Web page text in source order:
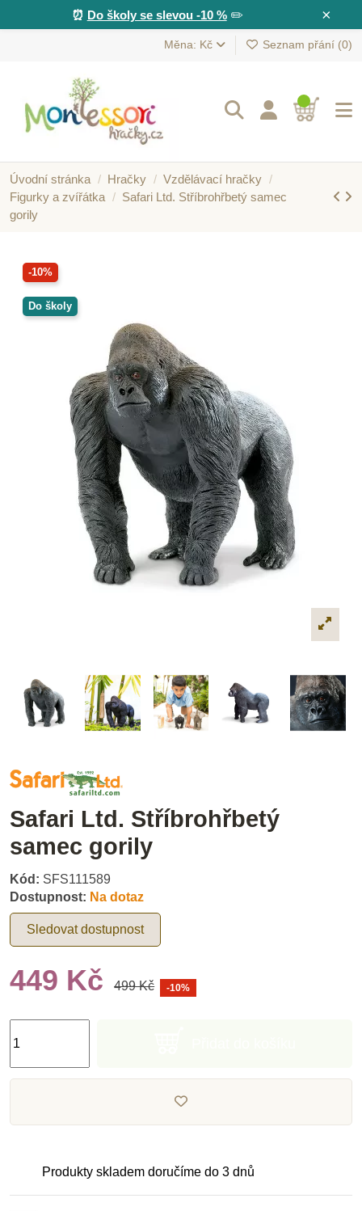
×
⏰ Do školy se slevou -10 %✏️
Měna: Kč Seznam přání (0)
Úvodní stránka Hračky
Vzdělávací hračky
Figurky a zvířátka
Safari Ltd. Stříbrohřbetý samec
gorily
-10%
Do školy
Safari Ltd. Stříbrohřbetý
samec gorily
Kód: SFS111589
Dostupnost: Na dotaz
Sledovat dostupnost
449 Kč 499 Kč -10%
Produkty skladem doručíme do 3 dnů